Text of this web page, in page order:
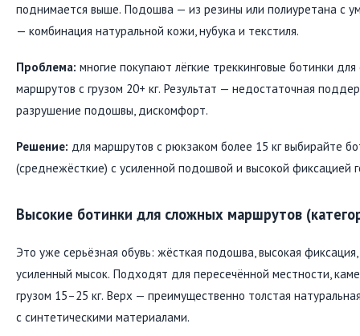
поднимается выше. Подошва — из резины или полиуретана с
— комбинация натуральной кожи, нубука и текстиля.
Проблема: многие покупают лёгкие треккинговые ботинки
маршрутов с грузом 20+ кг. Результат — недостаточная
разрушение подошвы, дискомфорт.
Решение: для маршрутов с рюкзаком более 15 кг выбирайте
(среднежёсткие) с усиленной подошвой и высокой фиксацией
Высокие ботинки для сложных маршрутов
Это уже серьёзная обувь: жёсткая подошва, высокая
усиленный мысок. Подходят для пересечённой местности,
грузом 15–25 кг. Верх — преимущественно толстая
с синтетическими материалами.